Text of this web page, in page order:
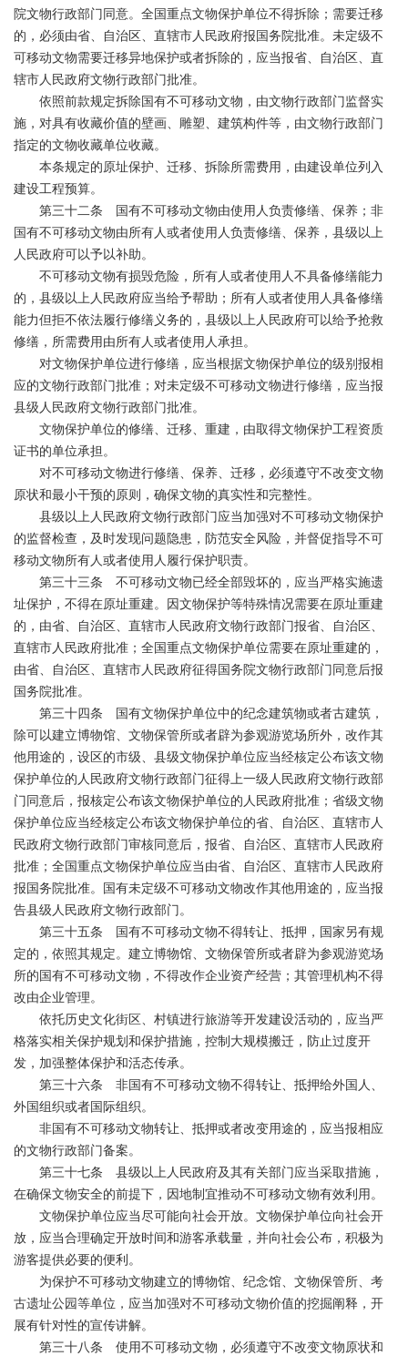
院文物行政部门同意。全国重点文物保护单位不得拆除；需要迁移
的，必须由省、自治区、直辖市人民政府报国务院批准。未定级不
可移动文物需要迁移异地保护或者拆除的，应当报省、自治区、直
辖市人民政府文物行政部门批准。
依照前款规定拆除国有不可移动文物，由文物行政部门监督实
施，对具有收藏价值的壁画、雕塑、建筑构件等，由文物行政部门
指定的文物收藏单位收藏。
本条规定的原址保护、迁移、拆除所需费用，由建设单位列入
建设工程预算。
第三十二条 国有不可移动文物由使用人负责修缮、保养；非
国有不可移动文物由所有人或者使用人负责修缮、保养，县级以上
人民政府可以予以补助。
不可移动文物有损毁危险，所有人或者使用人不具备修缮能力
的，县级以上人民政府应当给予帮助；所有人或者使用人具备修缮
能力但拒不依法履行修缮义务的，县级以上人民政府可以给予抢救
修缮，所需费用由所有人或者使用人承担。
对文物保护单位进行修缮，应当根据文物保护单位的级别报相
应的文物行政部门批准；对未定级不可移动文物进行修缮，应当报
县级人民政府文物行政部门批准。
文物保护单位的修缮、迁移、重建，由取得文物保护工程资质
证书的单位承担。
对不可移动文物进行修缮、保养、迁移，必须遵守不改变文物
原状和最小干预的原则，确保文物的真实性和完整性。
县级以上人民政府文物行政部门应当加强对不可移动文物保护
的监督检查，及时发现问题隐患，防范安全风险，并督促指导不可
移动文物所有人或者使用人履行保护职责。
第三十三条 不可移动文物已经全部毁坏的，应当严格实施遗
址保护，不得在原址重建。因文物保护等特殊情况需要在原址重建
的，由省、自治区、直辖市人民政府文物行政部门报省、自治区、
直辖市人民政府批准；全国重点文物保护单位需要在原址重建的，
由省、自治区、直辖市人民政府征得国务院文物行政部门同意后报
国务院批准。
第三十四条 国有文物保护单位中的纪念建筑物或者古建筑，
除可以建立博物馆、文物保管所或者辟为参观游览场所外，改作其
他用途的，设区的市级、县级文物保护单位应当经核定公布该文物
保护单位的人民政府文物行政部门征得上一级人民政府文物行政部
门同意后，报核定公布该文物保护单位的人民政府批准；省级文物
保护单位应当经核定公布该文物保护单位的省、自治区、直辖市人
民政府文物行政部门审核同意后，报省、自治区、直辖市人民政府
批准；全国重点文物保护单位应当由省、自治区、直辖市人民政府
报国务院批准。国有未定级不可移动文物改作其他用途的，应当报
告县级人民政府文物行政部门。
第三十五条 国有不可移动文物不得转让、抵押，国家另有规
定的，依照其规定。建立博物馆、文物保管所或者辟为参观游览场
所的国有不可移动文物，不得改作企业资产经营；其管理机构不得
改由企业管理。
依托历史文化街区、村镇进行旅游等开发建设活动的，应当严
格落实相关保护规划和保护措施，控制大规模搬迁，防止过度开
发，加强整体保护和活态传承。
第三十六条 非国有不可移动文物不得转让、抵押给外国人、
外国组织或者国际组织。
非国有不可移动文物转让、抵押或者改变用途的，应当报相应
的文物行政部门备案。
第三十七条 县级以上人民政府及其有关部门应当采取措施，
在确保文物安全的前提下，因地制宜推动不可移动文物有效利用。
文物保护单位应当尽可能向社会开放。文物保护单位向社会开
放，应当合理确定开放时间和游客承载量，并向社会公布，积极为
游客提供必要的便利。
为保护不可移动文物建立的博物馆、纪念馆、文物保管所、考
古遗址公园等单位，应当加强对不可移动文物价值的挖掘阐释，开
展有针对性的宣传讲解。
第三十八条 使用不可移动文物，必须遵守不改变文物原状和